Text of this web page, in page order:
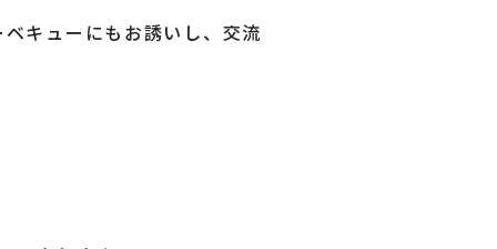
キューにもお誘いし、交流